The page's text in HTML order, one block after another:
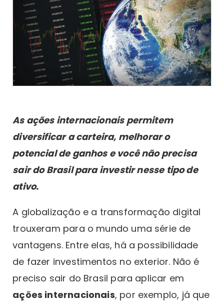
As ações internacionais permitem
diversificar a carteira, melhorar o
potencial de ganhos e você não precisa
sair do Brasil para investir nesse tipo de
ativo.
A globalização e a transformação digital
trouxeram para o mundo uma série de
vantagens. Entre elas, há a possibilidade
de fazer investimentos no exterior. Não é
preciso sair do Brasil para aplicar em
ações internacionais, por exemplo, já que